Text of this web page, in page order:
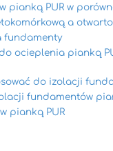
pianką PUR w
a
fundamenty
ocieplenia pianką
do izolacji
fundamentów
pianką PUR